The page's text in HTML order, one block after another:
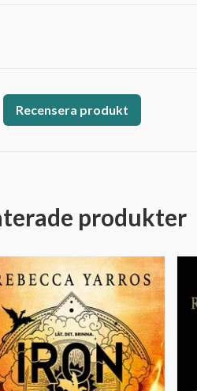
Recensera produkt
produkter